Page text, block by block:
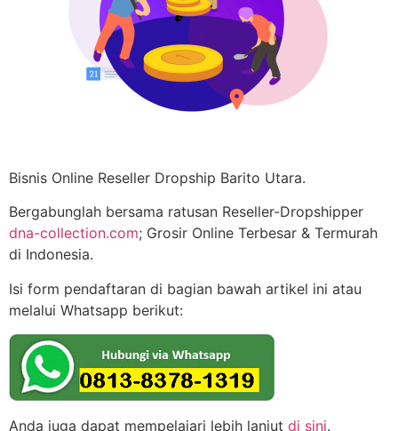
Bisnis Online Reseller Dropship Barito Utara.
Bergabunglah bersama ratusan Reseller-Dropshipper
dna-collection.com; Grosir Online Terbesar & Termurah
di Indonesia.
Isi form pendaftaran di bagian bawah artikel ini atau
melalui Whatsapp berikut:
Anda juga dapat mempelajari lebih lanjut di sini.